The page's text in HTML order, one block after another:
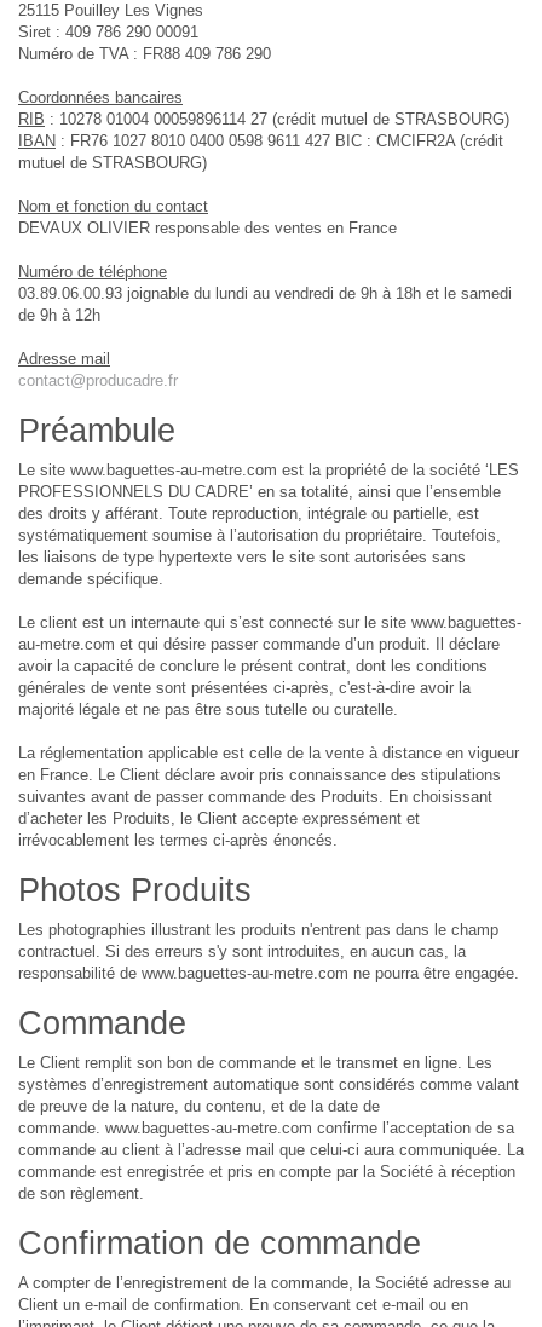
25115 Pouilley Les Vignes
Siret : 409 786 290 00091
Numéro de TVA : FR88 409 786 290
Coordonnées bancaires
RIB : 10278 01004 00059896114 27 (crédit mutuel de STRASBOURG)
IBAN : FR76 1027 8010 0400 0598 9611 427 BIC : CMCIFR2A (crédit
mutuel de STRASBOURG)
Nom et fonction du contact
DEVAUX OLIVIER responsable des ventes en France
Numéro de téléphone
03.89.06.00.93 joignable du lundi au vendredi de 9h à 18h et le samedi
de 9h à 12h
Adresse mail
contact@producadre.fr
Préambule
Le site www.baguettes-au-metre.com est la propriété de la société ‘LES
PROFESSIONNELS DU CADRE’ en sa totalité, ainsi que l’ensemble
des droits y afférant. Toute reproduction, intégrale ou partielle, est
systématiquement soumise à l’autorisation du propriétaire. Toutefois,
les liaisons de type hypertexte vers le site sont autorisées sans
demande spécifique.
Le client est un internaute qui s’est connecté sur le site www.baguettes-
au-metre.com et qui désire passer commande d’un produit. Il déclare
avoir la capacité de conclure le présent contrat, dont les conditions
générales de vente sont présentées ci-après, c'est-à-dire avoir la
majorité légale et ne pas être sous tutelle ou curatelle.
La réglementation applicable est celle de la vente à distance en vigueur
en France. Le Client déclare avoir pris connaissance des stipulations
suivantes avant de passer commande des Produits. En choisissant
d’acheter les Produits, le Client accepte expressément et
irrévocablement les termes ci-après énoncés.
Photos Produits
Les photographies illustrant les produits n'entrent pas dans le champ
contractuel. Si des erreurs s'y sont introduites, en aucun cas, la
responsabilité de www.baguettes-au-metre.com ne pourra être engagée.
Commande
Le Client remplit son bon de commande et le transmet en ligne. Les
systèmes d’enregistrement automatique sont considérés comme valant
de preuve de la nature, du contenu, et de la date de
commande. www.baguettes-au-metre.com confirme l’acceptation de sa
commande au client à l’adresse mail que celui-ci aura communiquée. La
commande est enregistrée et pris en compte par la Société à réception
de son règlement.
Confirmation de commande
A compter de l’enregistrement de la commande, la Société adresse au
Client un e-mail de confirmation. En conservant cet e-mail ou en